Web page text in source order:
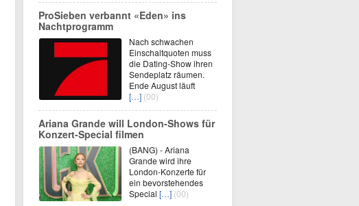
ProSieben verbannt «Eden» ins
Nachtprogramm
Nach schwachen
Einschaltquoten muss
die Dating-Show ihren
Sendeplatz räumen.
Ende August läuft
[…] (00)
Ariana Grande will London-Shows für
Konzert-Special filmen
(BANG) - Ariana
Grande wird ihre
London-Konzerte für
ein bevorstehendes
Special […] (00)